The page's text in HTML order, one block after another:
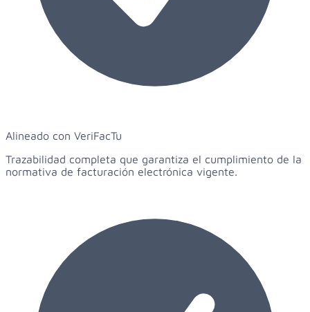
Alineado con VeriFacTu
Trazabilidad completa que garantiza el cumplimiento de la
normativa de facturación electrónica vigente.